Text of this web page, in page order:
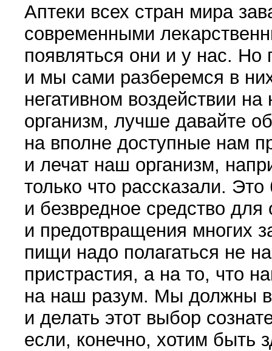
Аптеки всех стран мира
современными
появляться они и у нас.
и мы сами разберемся в
негативном воздействии
организм, лучше да­вайте
на вполне до­ступные нам
и лечат наш организм,
только что рассказали.
и безвредное средство для
и предотвращения многих
пищи надо полагаться не
пристрастия, а на то, что
на наш разум. Мы должны
и делать этот вы­бор
если, конечно, хотим быть